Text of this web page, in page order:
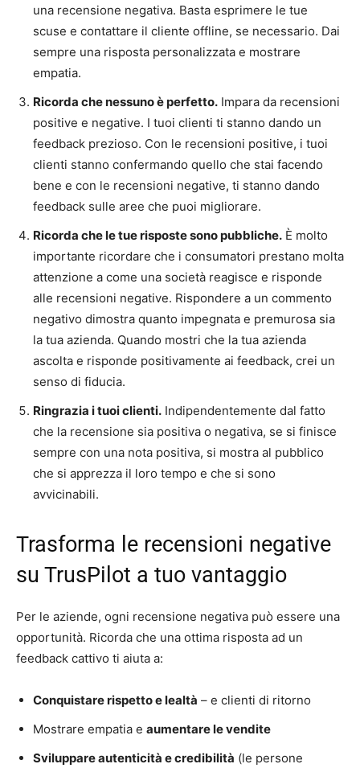
una recensione negativa. Basta esprimere le tue
scuse e contattare il cliente offline, se necessario. Dai
sempre una risposta personalizzata e mostrare
empatia.
Ricorda che nessuno è perfetto. Impara da recensioni
positive e negative. I tuoi clienti ti stanno dando un
feedback prezioso. Con le recensioni positive, i tuoi
clienti stanno confermando quello che stai facendo
bene e con le recensioni negative, ti stanno dando
feedback sulle aree che puoi migliorare.
Ricorda che le tue risposte sono pubbliche. È molto
importante ricordare che i consumatori prestano molta
attenzione a come una società reagisce e risponde
alle recensioni negative. Rispondere a un commento
negativo dimostra quanto impegnata e premurosa sia
la tua azienda. Quando mostri che la tua azienda
ascolta e risponde positivamente ai feedback, crei un
senso di fiducia.
Ringrazia i tuoi clienti. Indipendentemente dal fatto
che la recensione sia positiva o negativa, se si finisce
sempre con una nota positiva, si mostra al pubblico
che si apprezza il loro tempo e che si sono
avvicinabili.
Trasforma le recensioni negative
su TrusPilot a tuo vantaggio
Per le aziende, ogni recensione negativa può essere una
opportunità. Ricorda che una ottima risposta ad un
feedback cattivo ti aiuta a:
Conquistare rispetto e lealtà – e clienti di ritorno
Mostrare empatia e aumentare le vendite
Sviluppare autenticità e credibilità (le persone